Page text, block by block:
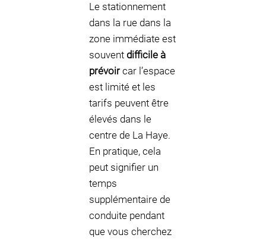
Le stationnement
dans la rue dans la
zone immédiate est
souvent difficile à
prévoircar l’espace
est limité et les
tarifs peuvent être
élevés dans le
centre de La Haye.
En pratique, cela
peut signifier un
temps
supplémentaire de
conduite pendant
que vous cherchez